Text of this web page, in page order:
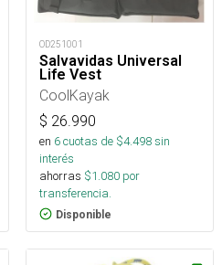
OD251001
Salvavidas Universal
Life Vest
CoolKayak
$ 26.990
en 6cuotas de $4.498sin
interés
ahorras $1.080 por
transferencia.
Disponible